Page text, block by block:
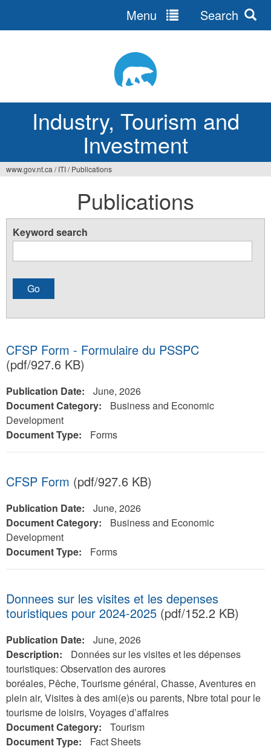
Industry, Tourism and
Investment
Menu Search
here
www.gov.nt.ca / ITI/ Publications
Publications
Keyword search
CFSP Form - Formulaire du PSSPC
(pdf/927.6 KB)
Publication Date:
June, 2026
Document Category:
Business and Economic
Development
Document Type:
Forms
CFSP Form (pdf/927.6 KB)
Publication Date:
June, 2026
Document Category:
Business and Economic
Development
Document Type:
Forms
Donnees sur les visites et les depenses
touristiques pour 2024-2025 (pdf/152.2 KB)
Publication Date:
June, 2026
Description:
Données sur les visites et les dépenses
touristiques: Observation des aurores
boréales, Pêche, Tourisme général, Chasse, Aventures en
plein air, Visites à des ami(e)s ou parents, Nbre total pour le
tourisme de loisirs, Voyages d’affaires
Document Category:
Tourism
Document Type:
Fact Sheets